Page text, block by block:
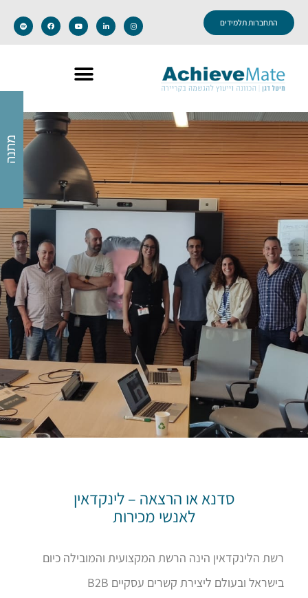
התחברות תלמידים
סדנא או הרצאה – לינקדאין
לאנשי מכירות
רשת הלינקדאין הינה הרשת המקצועית והמובילה כיום
בישראל ובעולם ליצירת קשרים עסקיים B2B
מתנה